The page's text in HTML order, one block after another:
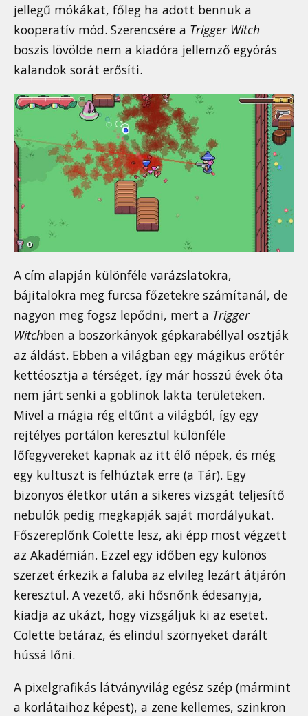
jellegű mókákat, főleg ha adott bennük a
kooperatív mód. Szerencsére a Trigger Witch
boszis lövölde nem a kiadóra jellemző egyórás
kalandok sorát erősíti.
A cím alapján különféle varázslatokra,
bájitalokra meg furcsa főzetekre számítanál, de
nagyon meg fogsz lepődni, mert a Trigger
Witchben a boszorkányok gépkarabéllyal osztják
az áldást. Ebben a világban egy mágikus erőtér
kettéosztja a térséget, így már hosszú évek óta
nem járt senki a goblinok lakta területeken.
Mivel a mágia rég eltűnt a világból, így egy
rejtélyes portálon keresztül különféle
lőfegyvereket kapnak az itt élő népek, és még
egy kultuszt is felhúztak erre (a Tár). Egy
bizonyos életkor után a sikeres vizsgát teljesítő
nebulók pedig megkapják saját mordályukat.
Főszereplőnk Colette lesz, aki épp most végzett
az Akadémián. Ezzel egy időben egy különös
szerzet érkezik a faluba az elvileg lezárt átjárón
keresztül. A vezető, aki hősnőnk édesanyja,
kiadja az ukázt, hogy vizsgáljuk ki az esetet.
Colette betáraz, és elindul szörnyeket darált
hússá lőni.
A pixelgrafikás látványvilág egész szép (mármint
a korlátaihoz képest), a zene kellemes, szinkron